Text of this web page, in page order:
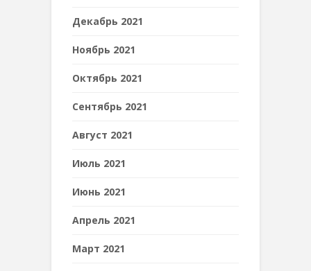
Декабрь 2021
Ноябрь 2021
Октябрь 2021
Сентябрь 2021
Август 2021
Июль 2021
Июнь 2021
Апрель 2021
Март 2021